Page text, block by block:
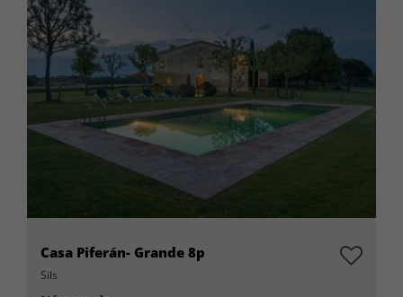
Casa Piferán- Grande 8p
Sils